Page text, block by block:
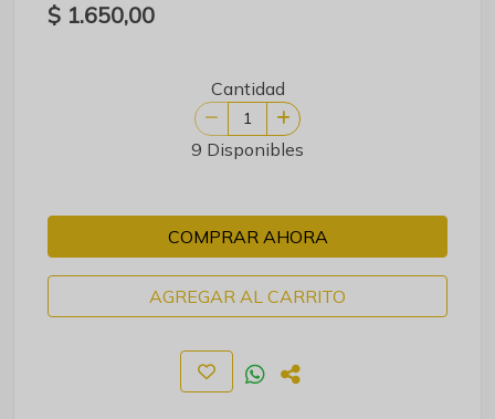
$ 1.650,00
Cantidad
9 Disponibles
COMPRAR AHORA
AGREGAR AL CARRITO